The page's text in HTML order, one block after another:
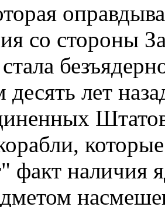
со стороны
лет
факт наличия